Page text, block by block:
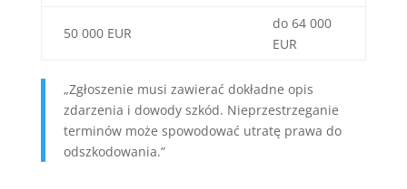
50 000 EUR
do 64 000
EUR
„Zgłoszenie musi zawierać dokładne opis
zdarzenia i dowody szkód. Nieprzestrzeganie
terminów może spowodować utratę prawa do
odszkodowania.”